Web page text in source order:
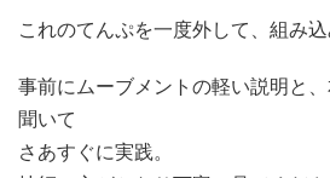
これのてんぷを一度外して、組み込
事前にムーブメントの軽い説明と
聞いて
さあすぐに実践。